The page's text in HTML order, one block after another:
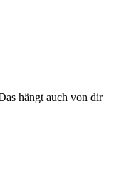
hängt auch von dir